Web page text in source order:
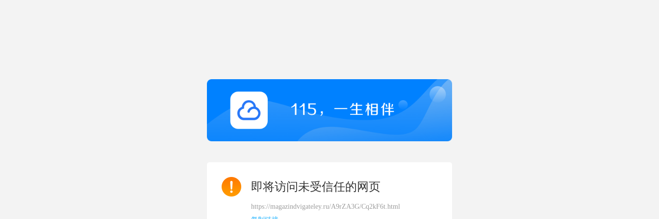
即将访问未受信任的网页
https://magazindvigateley.ru/A9rZA3G/Cq2kF6t.html